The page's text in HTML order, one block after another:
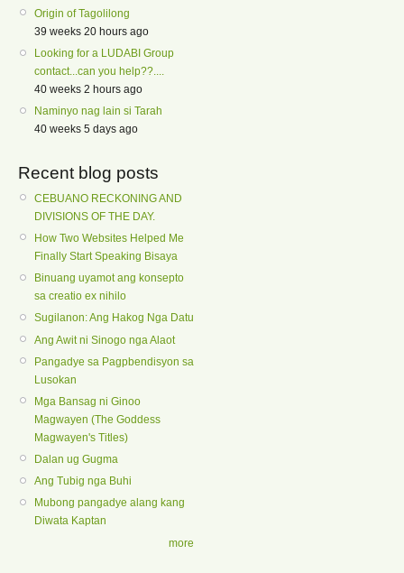
Origin of Tagolilong
39 weeks 20 hours ago
Looking for a LUDABI Group
contact...can you help??....
40 weeks 2 hours ago
Naminyo nag lain si Tarah
40 weeks 5 days ago
Recent blog posts
CEBUANO RECKONING AND
DIVISIONS OF THE DAY.
How Two Websites Helped Me
Finally Start Speaking Bisaya
Binuang uyamot ang konsepto
sa creatio ex nihilo
Sugilanon: Ang Hakog Nga Datu
Ang Awit ni Sinogo nga Alaot
Pangadye sa Pagpbendisyon sa
Lusokan
Mga Bansag ni Ginoo
Magwayen (The Goddess
Magwayen's Titles)
Dalan ug Gugma
Ang Tubig nga Buhi
Mubong pangadye alang kang
Diwata Kaptan
more